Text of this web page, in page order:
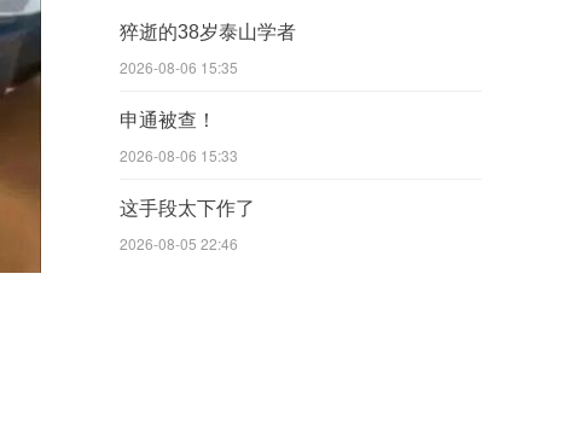
猝逝的38岁泰山学者
2026-08-06 15:35
申通被查！
2026-08-06 15:33
这手段太下作了
2026-08-05 22:46